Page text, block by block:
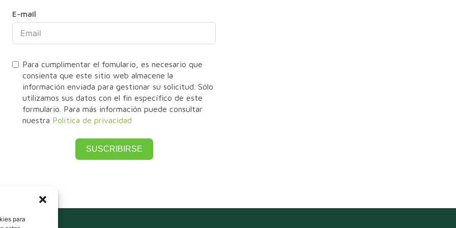
para
E-mail
Para cumplimentar el fomulario, es necesario que
consienta que este sitio web almacene la
información enviada para gestionar su solicitud. Sólo
utilizamos sus datos con el fin específico de este
formulario. Para más información puede consultar
nuestra Política de privacidad
SUSCRIBIRSE